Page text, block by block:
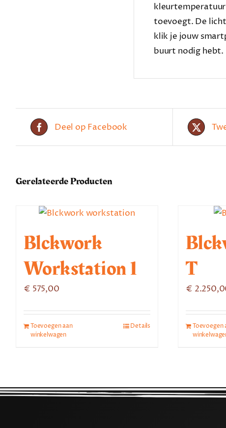
kleurtemperatuur
toevoegt. De
klik je jouw
buurt nodig hebt.
Deel op Facebook
Gerelateerde Producten
Blckwork
Workstation 1
€ 575,00
Toevoegen aan
winkelwagen
Details
T
€
Toevoegen